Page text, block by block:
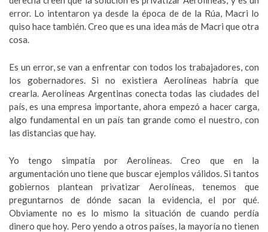
error. Lo intentaron ya desde la época de de la Rúa, Macri lo
quiso hace también. Creo que es una idea más de Macri que otra
cosa.
Es un error, se van a enfrentar con todos los trabajadores, con
los gobernadores. Si no existiera Aerolíneas habría que
crearla. Aerolíneas Argentinas conecta todas las ciudades del
país, es una empresa importante, ahora empezó a hacer carga,
algo fundamental en un país tan grande como el nuestro, con
las distancias que hay.
Yo tengo simpatía por Aerolíneas. Creo que en la
argumentación uno tiene que buscar ejemplos válidos. Si tantos
gobiernos plantean privatizar Aerolíneas, tenemos que
preguntarnos de dónde sacan la evidencia, el por qué.
Obviamente no es lo mismo la situación de cuando perdía
dinero que hoy. Pero yendo a otros países, la mayoría no tienen